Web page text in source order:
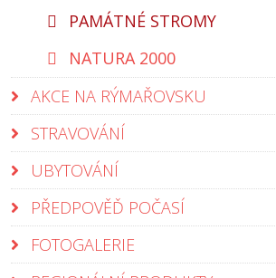
PAMÁTNÉ STROMY
NATURA 2000
AKCE NA RÝMAŘOVSKU
STRAVOVÁNÍ
UBYTOVÁNÍ
PŘEDPOVĚĎ POČASÍ
FOTOGALERIE